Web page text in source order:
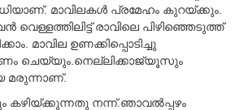
മാവിലകള്‍ പ്രമേഹം കുറയ്ക്കും.
വെള്ളത്തിലിട്ട് രാവിലെ പിഴിഞ്ഞെടുത്ത്
മാവില ഉണക്കിപ്പൊടിച്ചു
ചെയ്യും.നെല്ലിക്കാജ്യൂസും
മരുന്നാണ്.
കഴിയ്ക്കുന്നതു നന്ന്.ഞാവല്‍പ്പഴം